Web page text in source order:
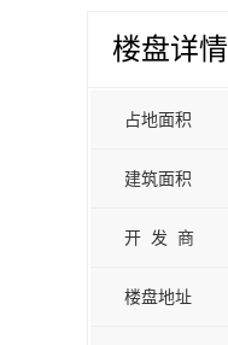
楼盘详情
占地面积
建筑面积
开 发 商
楼盘地址